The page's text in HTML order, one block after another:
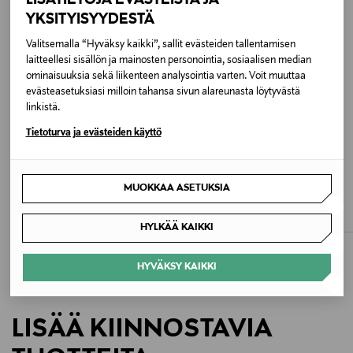
YKSITYISYYDESTÄ
Valitsemalla “Hyväksy kaikki”, sallit evästeiden tallentamisen
laitteellesi sisällön ja mainosten personointia, sosiaalisen median
ominaisuuksia sekä liikenteen analysointia varten. Voit muuttaa
evästeasetuksiasi milloin tahansa sivun alareunasta löytyvästä
linkistä.
Tietoturva ja evästeiden käyttö
MUOKKAA ASETUKSIA
HYLKÄÄ KAIKKI
HYVÄKSY KAIKKI
Hoito-ohjeet
Hienopesu 30 °C
Pesuohjeet
Konepesu
30 °C
Väri
USY BLACK PURE
Koko
Parka Fishtail -sadetakki
RAINS
Parka Fishtail -sadetakki
LISÄÄ KIINNOSTAVIA